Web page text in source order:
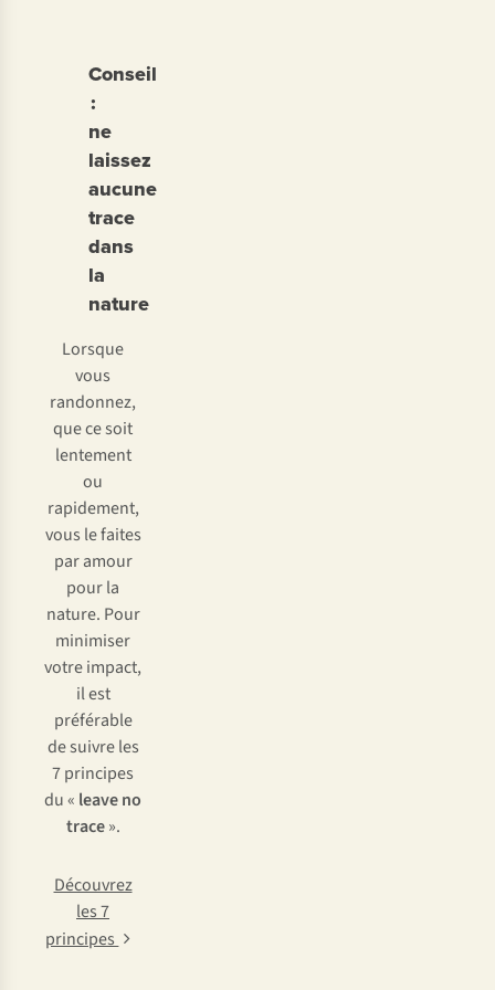
Conseil
:
ne
laissez
aucune
trace
dans
la
nature
Lorsque
vous
randonnez,
que ce soit
lentement
ou
rapidement,
vous le faites
par amour
pour la
nature. Pour
minimiser
votre impact,
il est
préférable
de suivre les
7 principes
du « leave no
trace».
Découvrez
les 7
principes